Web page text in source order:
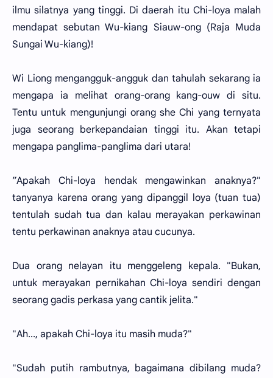
ilmu silatnya yang tinggi. Di daerah itu Chi-loya malah
mendapat sebutan Wu-kiang Siauw-ong (Raja Muda
Sungai Wu-kiang)!
Wi Liong mengangguk-angguk dan tahulah sekarang ia
mengapa ia melihat orang-orang kang-ouw di situ.
Tentu untuk mengunjungi orang she Chi yang ternyata
juga seorang berkepandaian tinggi itu. Akan tetapi
mengapa panglima-panglima dari utara!
”Apakah Chi-loya hendak mengawinkan anaknya?"
tanyanya karena orang yang dipanggil loya (tuan tua)
tentulah sudah tua dan kalau merayakan perkawinan
tentu perkawinan anaknya atau cucunya.
Dua orang nelayan itu menggeleng kepala. "Bukan,
untuk merayakan pernikahan Chi-loya sendiri dengan
seorang gadis perkasa yang cantik jelita."
"Ah..., apakah Chi-loya itu masih muda?"
"Sudah putih rambutnya, bagaimana dibilang muda?